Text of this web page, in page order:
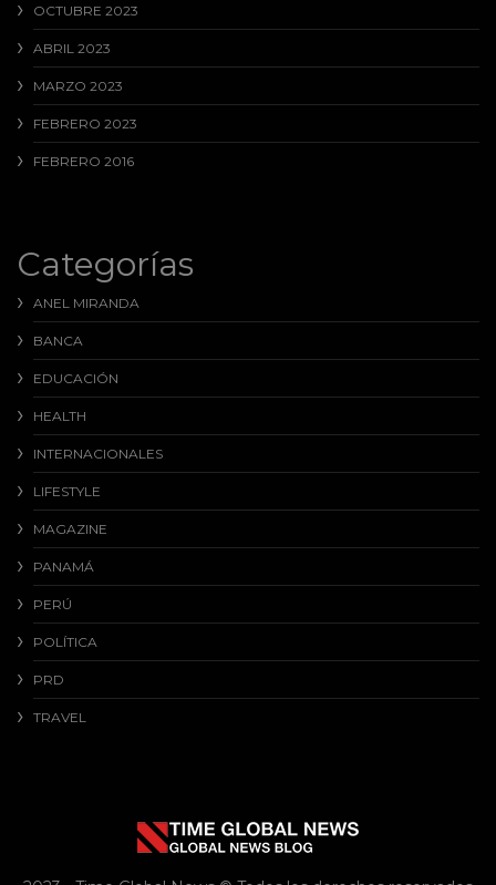
OCTUBRE 2023
ABRIL 2023
MARZO 2023
FEBRERO 2023
FEBRERO 2016
Categorías
ANEL MIRANDA
BANCA
EDUCACIÓN
HEALTH
INTERNACIONALES
LIFESTYLE
MAGAZINE
PANAMÁ
PERÚ
POLÍTICA
PRD
TRAVEL